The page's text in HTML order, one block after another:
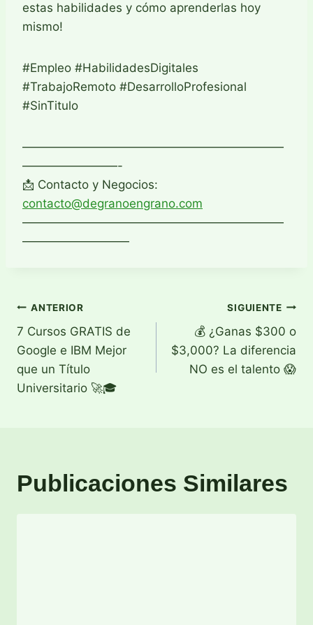
estas habilidades y cómo aprenderlas hoy
mismo!
#Empleo #HabilidadesDigitales
#TrabajoRemoto #DesarrolloProfesional
#SinTitulo
——————————————————————
————————-
📩 Contacto y Negocios:
contacto@degranoengrano.com
——————————————————————
—————————
Navegación
de
entradas
ANTERIOR
7 Cursos GRATIS de
Google e IBM Mejor
que un Título
Universitario 🚀🎓
SIGUIENTE
💰 ¿Ganas $300 o
$3,000? La diferencia
NO es el talento 😱
Publicaciones Similares